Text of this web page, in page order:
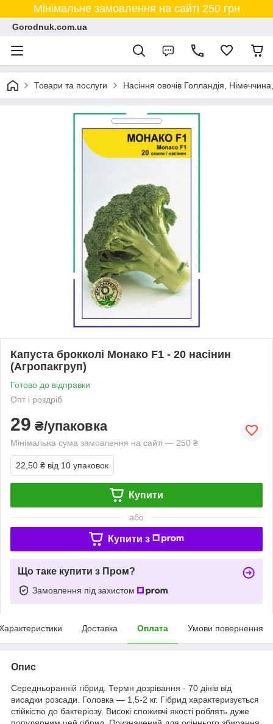
Мінімальне замовлення на сайті 250 грн
Gorodnuk.com.ua
Товари та послуги Насіння овочів Голландія, Німеччина,
Капуста брокколі Монако F1 - 20 насінин
(Агропакгруп)
Готово до відправки
Опт і роздріб
29 ₴/упаковка
Мінімальна сума замовлення на сайті — 250 ₴
22,50 ₴ від 10 упаковок
Купити
або
Купити з
Що таке купити з Пром?
Замовлення під захистом
Доставка Оплата Умови повернення
Опис
Середньоранній гібрид. Термн дозрівання - 70 дінів від
висадки розсади. Головка — 1,5-2 кг. Гібрид характеризується
стійкістю до бактеріозу. Високі споживчі якості роблять дуже